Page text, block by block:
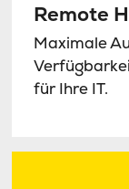
Remote
Maximale
für Ihre IT.